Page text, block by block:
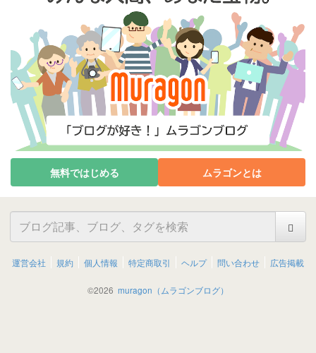
無料ではじめる ムラゴンとは
運営会社 規約 個人情報 特定商取引 ヘルプ 問い合わせ 広告掲載
©2026 muragon（ムラゴンブログ）